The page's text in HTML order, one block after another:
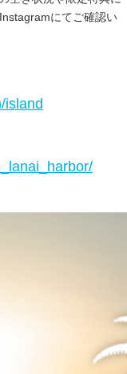
にてご確認い
island